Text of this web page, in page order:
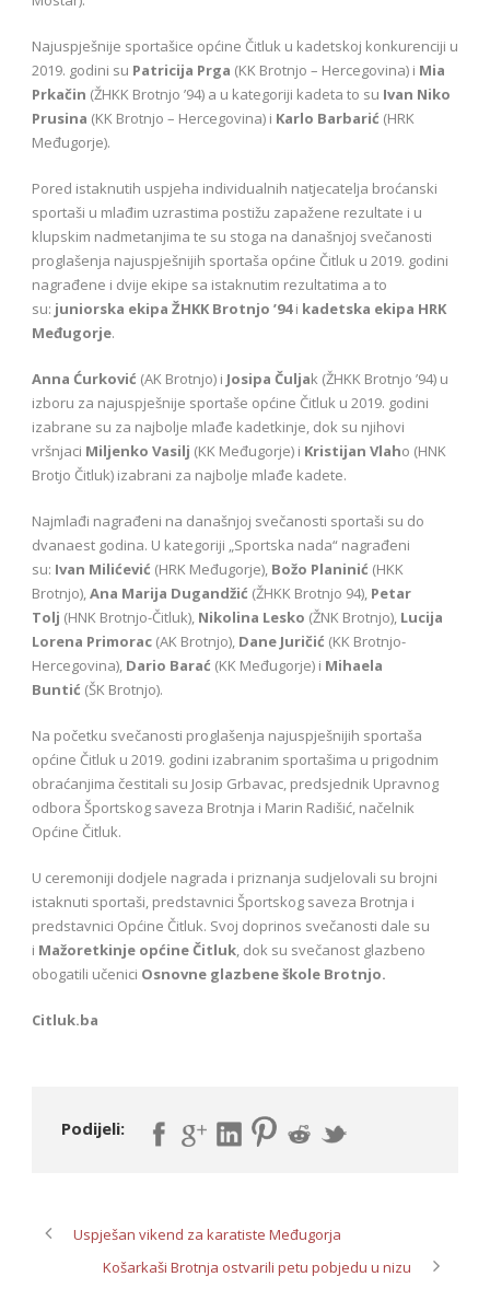
Najuspješnije sportašice općine Čitluk u kadetskoj konkurenciji u
2019. godini su Patricija Prga (KK Brotnjo – Hercegovina) i Mia
Prkačin (ŽHKK Brotnjo ’94) a u kategoriji kadeta to su Ivan Niko
Prusina (KK Brotnjo – Hercegovina) i Karlo Barbarić (HRK
Međugorje).
Pored istaknutih uspjeha individualnih natjecatelja broćanski
sportaši u mlađim uzrastima postižu zapažene rezultate i u
klupskim nadmetanjima te su stoga na današnjoj svečanosti
proglašenja najuspješnijih sportaša općine Čitluk u 2019. godini
nagrađene i dvije ekipe sa istaknutim rezultatima a to
su: juniorska ekipa ŽHKK Brotnjo ’94i kadetska ekipa HRK
Međugorje.
Anna Ćurković (AK Brotnjo) i Josipa Čuljak (ŽHKK Brotnjo ’94) u
izboru za najuspješnije sportaše općine Čitluk u 2019. godini
izabrane su za najbolje mlađe kadetkinje, dok su njihovi
vršnjaci Miljenko Vasilj (KK Međugorje) i Kristijan Vlaho (HNK
Brotjo Čitluk) izabrani za najbolje mlađe kadete.
Najmlađi nagrađeni na današnjoj svečanosti sportaši su do
dvanaest godina. U kategoriji „Sportska nada“ nagrađeni
su: Ivan Milićević (HRK Međugorje), Božo Planinić (HKK
Brotnjo), Ana Marija Dugandžić (ŽHKK Brotnjo 94), Petar
Tolj (HNK Brotnjo-Čitluk), Nikolina Lesko (ŽNK Brotnjo), Lucija
Lorena Primorac (AK Brotnjo), Dane Juričić (KK Brotnjo-
Hercegovina), Dario Barać (KK Međugorje) i Mihaela
Buntić (ŠK Brotnjo).
Na početku svečanosti proglašenja najuspješnijih sportaša
općine Čitluk u 2019. godini izabranim sportašima u prigodnim
obraćanjima čestitali su Josip Grbavac, predsjednik Upravnog
odbora Športskog saveza Brotnja i Marin Radišić, načelnik
Općine Čitluk.
U ceremoniji dodjele nagrada i priznanja sudjelovali su brojni
istaknuti sportaši, predstavnici Športskog saveza Brotnja i
predstavnici Općine Čitluk. Svoj doprinos svečanosti dale su
i Mažoretkinje općine Čitluk , dok su svečanost glazbeno
obogatili učenici Osnovne glazbene škole Brotnjo.
Citluk.ba
Podijeli:
Uspješan vikend za karatiste Međugorja
Košarkaši Brotnja ostvarili petu pobjedu u nizu